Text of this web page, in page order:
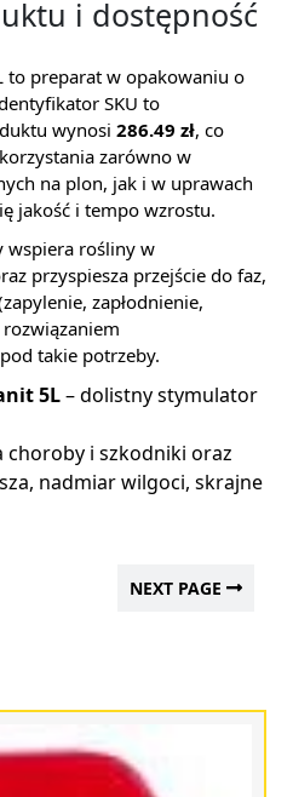
i dostępność
to preparat w opakowaniu o
SKU to
wynosi 286.49 zł, co
zarówno w
na plon, jak i w uprawach
jakość i tempo wzrostu.
wspiera rośliny w
przyspiesza przejście do faz,
zapłodnienie,
takie potrzeby.
5L– dolistny stymulator
i szkodniki oraz
nadmiar wilgoci, skrajne
NEXT PAGE